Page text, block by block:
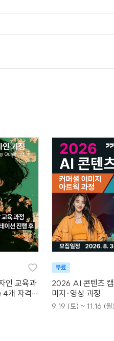
인 교육과
개 자격증
무료
2026 AI 콘텐츠
미지·영상 과정
9.19 (토) ~ 11.16 (월)